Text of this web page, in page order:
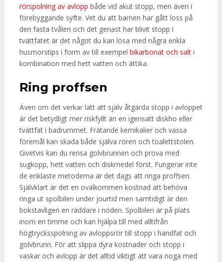
rörspolning av avlopp både vid akut stopp, men även i
förebyggande syfte. Vet du att barnen har gått loss på
den fasta tvålen och det genast har blivit stopp i
tvättfatet är det något du kan lösa med några enkla
husmorstips i form av till exempel bikarbonat och salti
kombination med hett vatten och ättika.
Ring proffsen
Även om det verkar lätt att själv åtgärda stopp i avloppet
är det betydligt mer riskfyllt än en igensatt diskho eller
tvättfat i badrummet. Frätande kemikalier och vassa
föremål kan skada både själva rören och toalettstolen.
Givetvis kan du rensa golvbrunnen och prova med
sugkopp, hett vatten och diskmedel först. Fungerar inte
de enklaste metoderna är det dags att ringa proffsen.
Självklart är det en ovälkommen kostnad att behöva
ringa ut spolbilen under jourtid men samtidigt är den
bokstavligen en räddare i nöden. Spolbilen är på plats
inom en timme och kan hjälpa till med alltifrån
högtrycksspolning av avloppsrör till stopp i handfat och
golvbrunn. För att slippa dyra kostnader och stopp i
vaskar och avlopp är det alltid viktigt att vara noga med